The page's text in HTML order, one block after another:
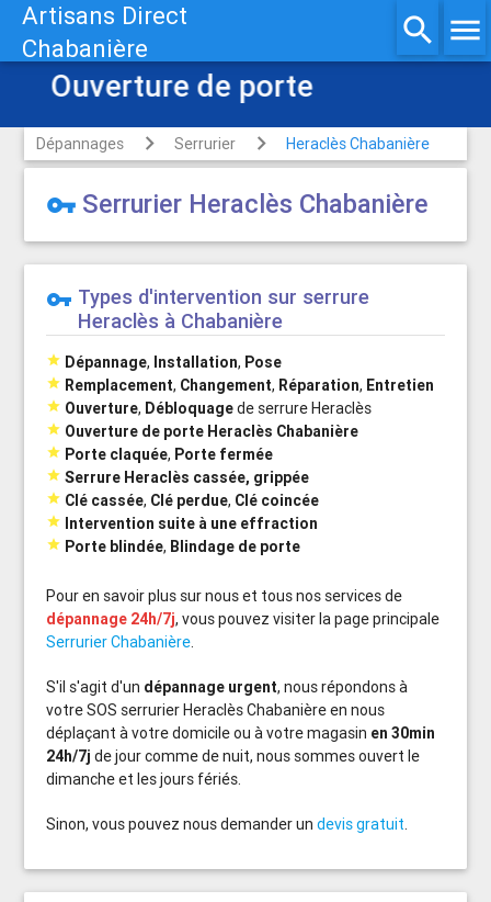
Artisans Direct
Chabanière
search menu
Ouverture de porte
Dépannages Serrurier Heraclès Chabanière
vpn_key Serrurier Heraclès Chabanière
vpn_key Types d'intervention sur serrure
Heraclès à Chabanière
 Dépannage, Installation, Pose
 Remplacement, Changement, Réparation, Entretien
 Ouverture, Débloquagede serrure Heraclès
 Ouverture de porte Heraclès Chabanière
 Porte claquée, Porte fermée
 Serrure Heraclès cassée, grippée
 Clé cassée, Clé perdue, Clé coincée
 Intervention suite à une effraction
 Porte blindée, Blindage de porte
Pour en savoir plus sur nous et tous nos services de
dépannage 24h/7j, vous pouvez visiter la page principale
Serrurier Chabanière.
S'il s'agit d'un dépannage urgent, nous répondons à
votre SOS serrurier Heraclès Chabanière en nous
déplaçant à votre domicile ou à votre magasin en 30min
24h/7j de jour comme de nuit, nous sommes ouvert le
dimanche et les jours fériés.
Sinon, vous pouvez nous demander undevis gratuit.